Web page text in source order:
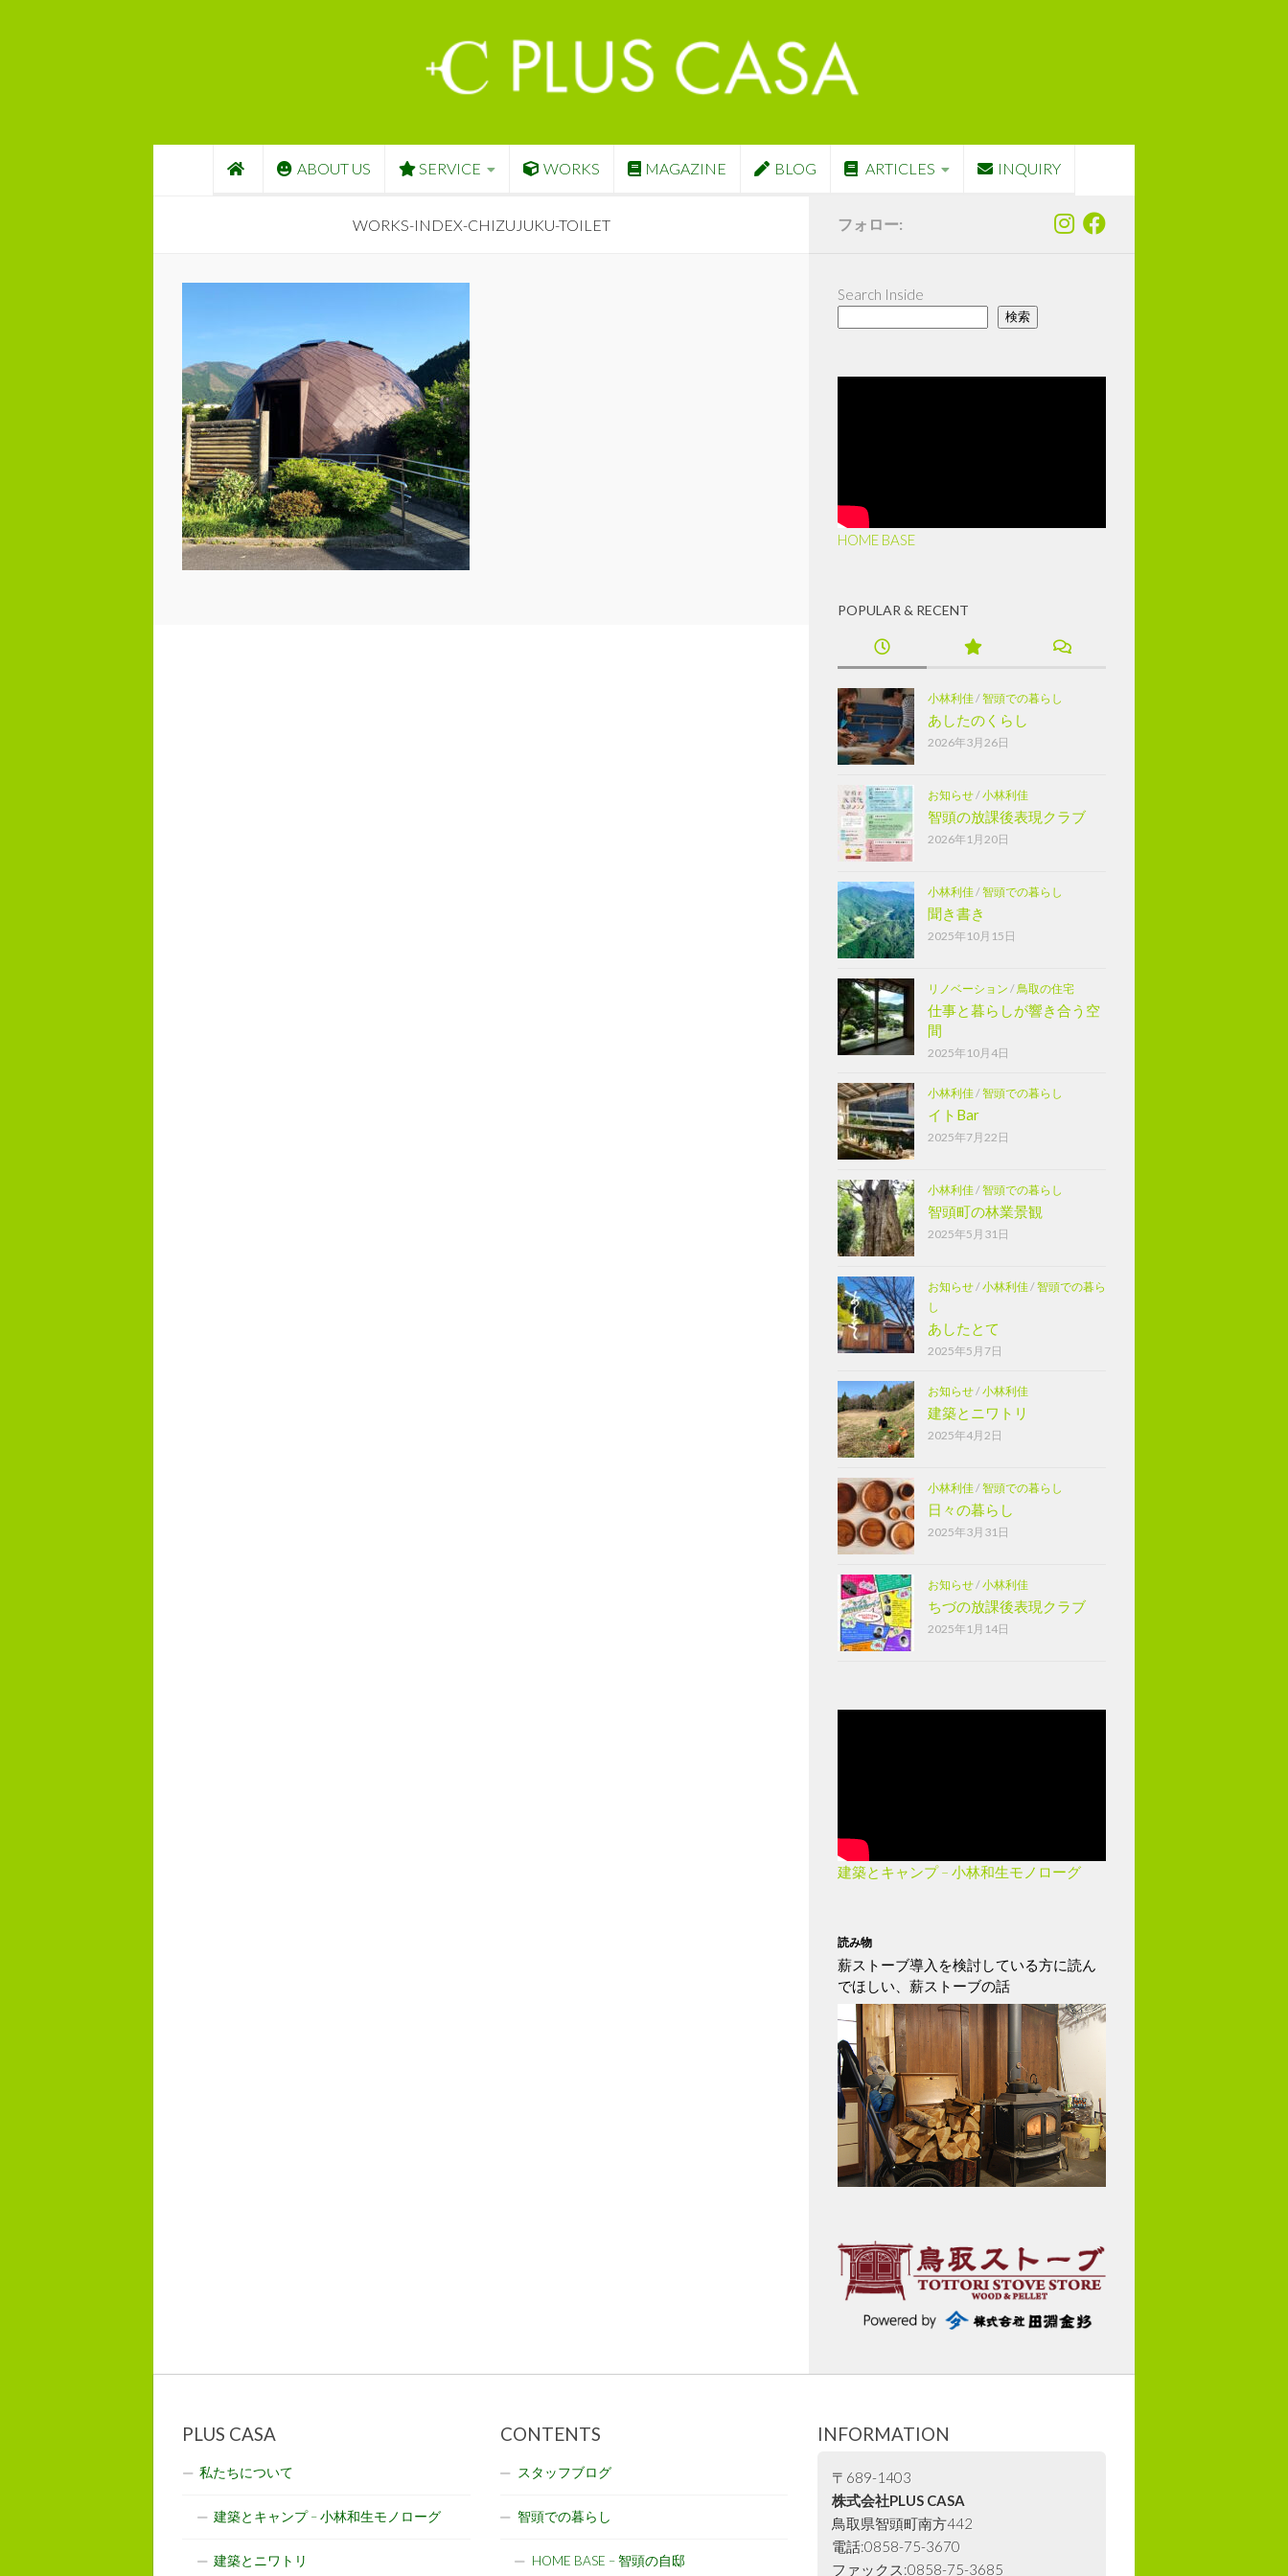
ABOUT US SERVICE WORKS MAGAZINE BLOG ARTICLES INQUIRY
WORKS-INDEX-CHIZUJUKU-TOILET フォロー:
Search Inside
検索
HOME BASE
POPULAR & RECENT
小林利佳/智頭での暮らし
あしたのくらし
2026年3月26日
お知らせ/小林利佳
智頭の放課後表現クラブ
2026年1月20日
小林利佳/智頭での暮らし
聞き書き
2025年10月15日
リノベーション / 鳥取の住宅
仕事と暮らしが響き合う空
間
2025年10月4日
小林利佳/智頭での暮らし
イトBar
2025年7月22日
小林利佳/智頭での暮らし
智頭町の林業景観
2025年5月31日
お知らせ/小林利佳/智頭での暮ら
し
あしたとて
2025年5月7日
お知らせ/小林利佳
建築とニワトリ
2025年4月2日
小林利佳/智頭での暮らし
日々の暮らし
2025年3月31日
お知らせ/小林利佳
ちづの放課後表現クラブ
2025年1月14日
建築とキャンプ – 小林和生モノローグ
読み物
薪ストーブ導入を検討している方に読ん
でほしい、薪ストーブの話
PLUS CASA
私たちについて
建築とキャンプ – 小林和生モノローグ
建築とニワトリ
CONTENTS
スタッフブログ
智頭での暮らし
HOME BASE – 智頭の自邸
INFORMATION
〒689-1403
株式会社PLUS CASA
鳥取県智頭町南方442
電話:0858-75-3670
ファックス:0858-75-3685